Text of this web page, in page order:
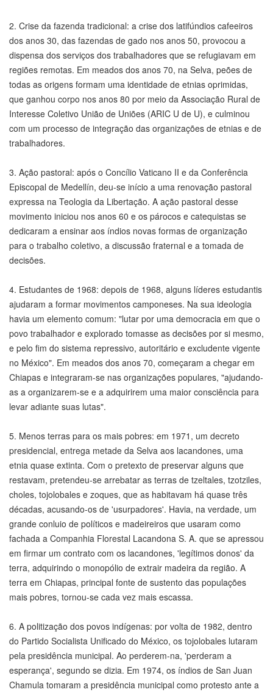
2. Crise da fazenda tradicional: a crise dos latifúndios cafeeiros
dos anos 30, das fazendas de gado nos anos 50, provocou a
dispensa dos serviços dos trabalhadores que se refugiavam em
regiões remotas. Em meados dos anos 70, na Selva, peões de
todas as origens formam uma identidade de etnias oprimidas,
que ganhou corpo nos anos 80 por meio da Associação Rural de
Interesse Coletivo União de Uniões (ARIC U de U), e culminou
com um processo de integração das organizações de etnias e de
trabalhadores.
3. Ação pastoral: após o Concílio Vaticano II e da Conferência
Episcopal de Medellín, deu-se início a uma renovação pastoral
expressa na Teologia da Libertação. A ação pastoral desse
movimento iniciou nos anos 60 e os párocos e catequistas se
dedicaram a ensinar aos índios novas formas de organização
para o trabalho coletivo, a discussão fraternal e a tomada de
decisões.
4. Estudantes de 1968: depois de 1968, alguns líderes estudantis
ajudaram a formar movimentos camponeses. Na sua ideologia
havia um elemento comum: "lutar por uma democracia em que o
povo trabalhador e explorado tomasse as decisões por si mesmo,
e pelo fim do sistema repressivo, autoritário e excludente vigente
no México". Em meados dos anos 70, começaram a chegar em
Chiapas e integraram-se nas organizações populares, "ajudando-
as a organizarem-se e a adquirirem uma maior consciência para
levar adiante suas lutas".
5. Menos terras para os mais pobres: em 1971, um decreto
presidencial, entrega metade da Selva aos lacandones, uma
etnia quase extinta. Com o pretexto de preservar alguns que
restavam, pretendeu-se arrebatar as terras de tzeltales, tzotziles,
choles, tojolobales e zoques, que as habitavam há quase três
décadas, acusando-os de 'usurpadores'. Havia, na verdade, um
grande conluio de políticos e madeireiros que usaram como
fachada a Companhia Florestal Lacandona S. A. que se apressou
em firmar um contrato com os lacandones, 'legítimos donos' da
terra, adquirindo o monopólio de extrair madeira da região. A
terra em Chiapas, principal fonte de sustento das populações
mais pobres, tornou-se cada vez mais escassa.
6. A politização dos povos indígenas: por volta de 1982, dentro
do Partido Socialista Unificado do México, os tojolobales lutaram
pela presidência municipal. Ao perderem-na, 'perderam a
esperança', segundo se dizia. Em 1974, os índios de San Juan
Chamula tomaram a presidência municipal como protesto ante a